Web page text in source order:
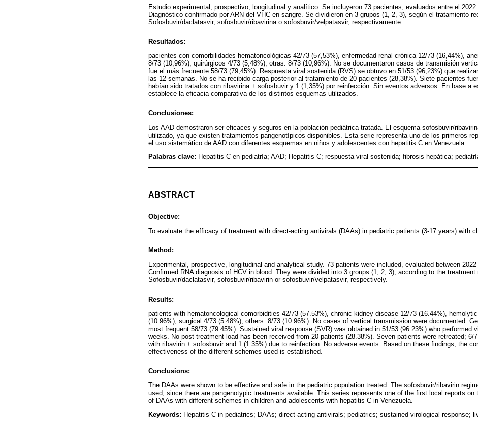
Estudio experimental, prospectivo, longitudinal y analítico. Se incluyeron 73 pacientes, evaluados entre el 2022
Diagnóstico confirmado por ARN del VHC en sangre. Se dividieron en 3 grupos (1, 2, 3), según el tratamiento
Sofosbuvir/daclatasvir, sofosbuvir/ribavirina o sofosbuvir/velpatasvir, respectivamente.
Resultados:
pacientes con comorbilidades hematoncológicas 42/73 (57,53%), enfermedad renal crónica 12/73 (16,44%),
8/73 (10,96%), quirúrgicos 4/73 (5,48%), otras: 8/73 (10,96%). No se documentaron casos de transmisión
fue el más frecuente 58/73 (79,45%). Respuesta viral sostenida (RVS) se obtuvo en 51/53 (96,23%) que
las 12 semanas. No se ha recibido carga posterior al tratamiento de 20 pacientes (28,38%). Siete pacientes
habían sido tratados con ribavirina + sofosbuvir y 1 (1,35%) por reinfección. Sin eventos adversos. En base a
establece la eficacia comparativa de los distintos esquemas utilizados.
Conclusiones:
Los AAD demostraron ser eficaces y seguros en la población pediátrica tratada. El esquema sofosbuvir/
utilizado, ya que existen tratamientos pangenotípicos disponibles. Esta serie representa uno de los primeros
el uso sistemático de AAD con diferentes esquemas en niños y adolescentes con hepatitis C en Venezuela.
Palabras clave: Hepatitis C en pediatría; AAD; Hepatitis C; respuesta viral sostenida; fibrosis hepática;
ABSTRACT
Objective:
To evaluate the efficacy of treatment with direct-acting antivirals (DAAs) in pediatric patients (3-17 years) with
Method:
Experimental, prospective, longitudinal and analytical study. 73 patients were included, evaluated between 2022
Confirmed RNA diagnosis of HCV in blood. They were divided into 3 groups (1, 2, 3), according to the treatment
Sofosbuvir/daclatasvir, sofosbuvir/ribavirin or sofosbuvir/velpatasvir, respectively.
Results:
patients with hematoncological comorbidities 42/73 (57.53%), chronic kidney disease 12/73 (16.44%),
(10.96%), surgical 4/73 (5.48%), others: 8/73 (10.96%). No cases of vertical transmission were documented.
most frequent 58/73 (79.45%). Sustained viral response (SVR) was obtained in 51/53 (96.23%) who performed
weeks. No post-treatment load has been received from 20 patients (28.38%). Seven patients were retreated; 6/
with ribavirin + sofosbuvir and 1 (1.35%) due to reinfection. No adverse events. Based on these findings, the
effectiveness of the different schemes used is established.
Conclusions:
The DAAs were shown to be effective and safe in the pediatric population treated. The sofosbuvir/ribavirin
used, since there are pangenotypic treatments available. This series represents one of the first local reports
of DAAs with different schemes in children and adolescents with hepatitis C in Venezuela.
Keywords: Hepatitis C in pediatrics; DAAs; direct-acting antivirals; pediatrics; sustained virological response;